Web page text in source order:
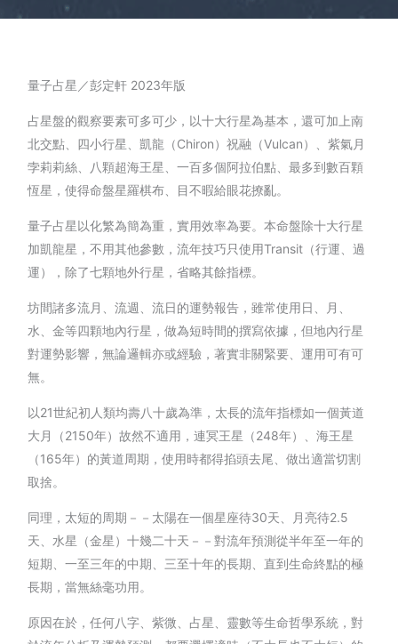
量子占星／彭定軒 2023年版
占星盤的觀察要素可多可少，以十大行星為基本，還可加上南
北交點、四小行星、凱龍（Chiron）祝融（Vulcan）、紫氣月
孛莉莉絲、八顆超海王星、一百多個阿拉伯點、最多到數百顆
恆星，使得命盤星羅棋布、目不暇給眼花撩亂。
量子占星以化繁為簡為重，實用效率為要。本命盤除十大行星
加凱龍星，不用其他參數，流年技巧只使用Transit（行運、過
運），除了七顆地外行星，省略其餘指標。
坊間諸多流月、流週、流日的運勢報告，雖常使用日、月、
水、金等四顆地內行星，做為短時間的撰寫依據，但地內行星
對運勢影響，無論邏輯亦或經驗，著實非關緊要、運用可有可
無。
以21世紀初人類均壽八十歲為準，太長的流年指標如一個黃道
大月（2150年）故然不適用，連冥王星（248年）、海王星
（165年）的黃道周期，使用時都得掐頭去尾、做出適當切割
取捨。
同理，太短的周期－－太陽在一個星座待30天、月亮待2.5
天、水星（金星）十幾二十天－－對流年預測從半年至一年的
短期、一至三年的中期、三至十年的長期、直到生命終點的極
長期，當無絲毫功用。
原因在於，任何八字、紫微、占星、靈數等生命哲學系統，對